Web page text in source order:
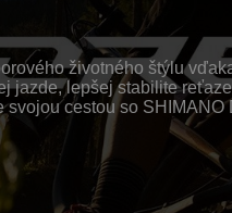
životného štýlu
lepšej stabilite
cestou so SHIMANO